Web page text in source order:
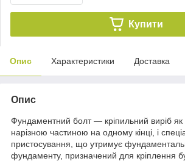
Купити
Опис Характеристики Доставка
Опис
Фундаментний болт — кріпильний виріб як
нарізною частиною на одному кінці, і
пристосування, що утримує
фундаменту, призначений для кріплення